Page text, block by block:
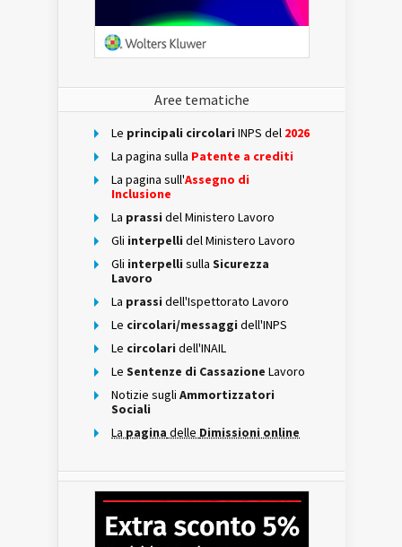
Aree tematiche
Le principali circolari INPS del 2026
La pagina sulla Patente a crediti
La pagina sull'Assegno di
Inclusione
La prassi del Ministero Lavoro
Gli interpelli del Ministero Lavoro
Gli interpelli sulla Sicurezza
Lavoro
La prassi dell'Ispettorato Lavoro
Le circolari/messaggi dell'INPS
Le circolari dell'INAIL
Le Sentenze di Cassazione Lavoro
Notizie sugli Ammortizzatori
Sociali
La pagina delle Dimissioni online